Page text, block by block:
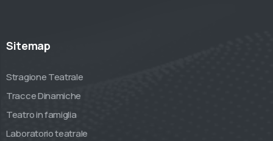
Sitemap
Stragione Teatrale
Tracce Dinamiche
Teatro in famiglia
Laboratorio teatrale